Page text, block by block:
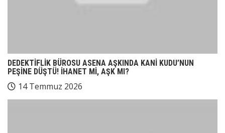
DEDEKTİFLİK BÜROSU ASENA AŞKINDA KANİ KUDU’NUN
PEŞİNE DÜŞTÜ! İHANET Mİ, AŞK MI?
14 Temmuz 2026